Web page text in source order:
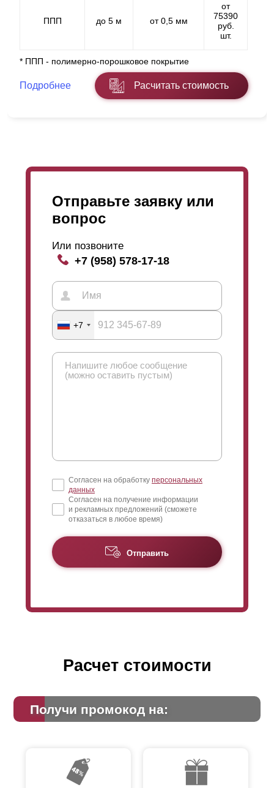
ППП до 5 м от 0,5 мм
от
75390
руб.
шт.
* ППП - полимерно-порошковое покрытие
Подробнее Расчитать стоимость
Отправьте заявку или
вопрос
Или позвоните
+7 (958) 578-17-18
+7
Согласен на обработку персональных
данных
Согласен на получение информации
и рекламных предложений (сможете
отказаться в любое время)
Отправить
Расчет стоимости
Получи промокод на: